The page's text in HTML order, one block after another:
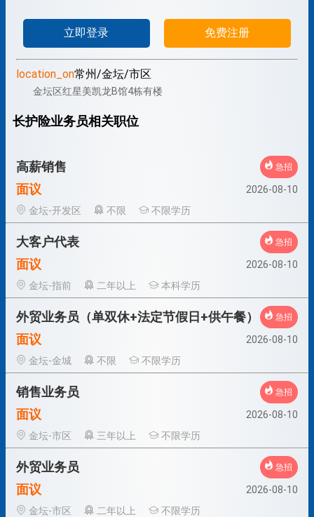
立即登录 免费注册
location_on常州/金坛/市区
金坛区红星美凯龙B馆4栋有楼
长护险业务员相关职位
高薪销售 急招
面议
2026-08-10
金坛-开发区
不限 不限学历
大客户代表 急招
面议
2026-08-10
金坛-指前
二年以上 本科学历
外贸业务员（单双休+法定节假日+供午餐） 急招
面议
2026-08-10
金坛-金城
不限 不限学历
销售业务员 急招
面议
2026-08-10
金坛-市区
三年以上 不限学历
外贸业务员 急招
面议
2026-08-10
金坛-市区
二年以上 不限学历